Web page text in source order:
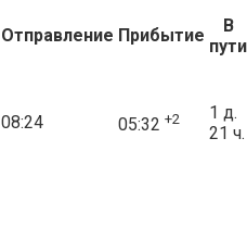
Отправление Прибытие
В
пути
08:24 05:32 +2
1 д.
21 ч.